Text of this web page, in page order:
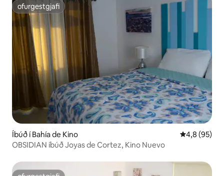
ofurgestgjafi
ofurgestgjafi
Íbúð í Bahía de Kino 4,8 af 5 í
4,8 (95)
OBSIDIAN íbúð Joyas de Cortez, Kino Nuevo